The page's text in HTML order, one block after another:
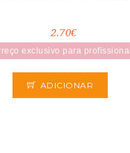
2.70€
exclusivo para profissional
ADICIONAR